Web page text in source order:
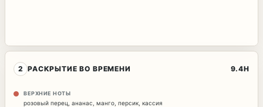
2 РАСКРЫТИЕ ВО ВРЕМЕНИ 9.6H
ВЕРХНИЕ НОТЫ
розовый перец ананас манго персик кассия